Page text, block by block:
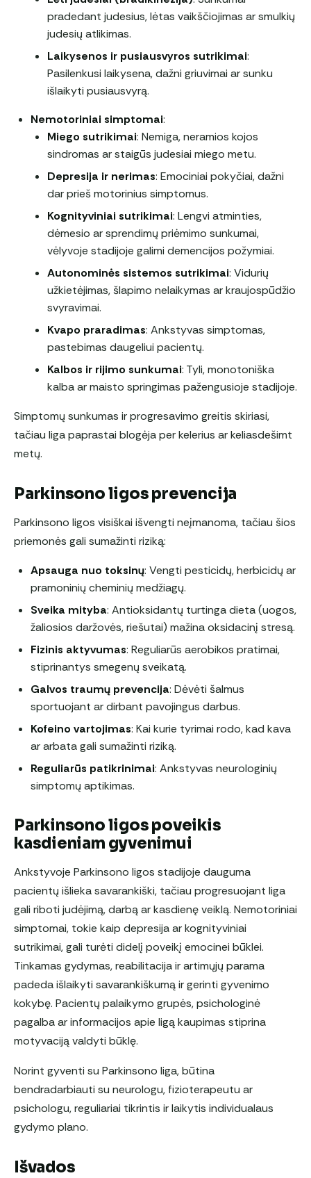
pradedant judesius, lėtas vaikščiojimas ar smulkių
judesių atlikimas.
Laikysenos ir pusiausvyros sutrikimai:
Pasilenkusi laikysena, dažni griuvimai ar sunku
išlaikyti pusiausvyrą.
Nemotoriniai simptomai:
Miego sutrikimai: Nemiga, neramios kojos
sindromas ar staigūs judesiai miego metu.
Depresija ir nerimas: Emociniai pokyčiai, dažni
dar prieš motorinius simptomus.
Kognityviniai sutrikimai: Lengvi atminties,
dėmesio ar sprendimų priėmimo sunkumai,
vėlyvoje stadijoje galimi demencijos požymiai.
Autonominės sistemos sutrikimai: Vidurių
užkietėjimas, šlapimo nelaikymas ar kraujospūdžio
svyravimai.
Kvapo praradimas: Ankstyvas simptomas,
pastebimas daugeliui pacientų.
Kalbos ir rijimo sunkumai: Tyli, monotoniška
kalba ar maisto springimas pažengusioje stadijoje.
Simptomų sunkumas ir progresavimo greitis skiriasi,
tačiau liga paprastai blogėja per kelerius ar keliasdešimt
metų.
Parkinsono ligos prevencija
Parkinsono ligos visiškai išvengti neįmanoma, tačiau šios
priemonės gali sumažinti riziką:
Apsauga nuo toksinų: Vengti pesticidų, herbicidų ar
pramoninių cheminių medžiagų.
Sveika mityba: Antioksidantų turtinga dieta (uogos,
žaliosios daržovės, riešutai) mažina oksidacinį stresą.
Fizinis aktyvumas: Reguliarūs aerobikos pratimai,
stiprinantys smegenų sveikatą.
Galvos traumų prevencija: Dėvėti šalmus
sportuojant ar dirbant pavojingus darbus.
Kofeino vartojimas: Kai kurie tyrimai rodo, kad kava
ar arbata gali sumažinti riziką.
Reguliarūs patikrinimai: Ankstyvas neurologinių
simptomų aptikimas.
Parkinsono ligos poveikis
kasdieniam gyvenimui
Ankstyvoje Parkinsono ligos stadijoje dauguma
pacientų išlieka savarankiški, tačiau progresuojant liga
gali riboti judėjimą, darbą ar kasdienę veiklą. Nemotoriniai
simptomai, tokie kaip depresija ar kognityviniai
sutrikimai, gali turėti didelį poveikį emocinei būklei.
Tinkamas gydymas, reabilitacija ir artimųjų parama
padeda išlaikyti savarankiškumą ir gerinti gyvenimo
kokybę. Pacientų palaikymo grupės, psichologinė
pagalba ar informacijos apie ligą kaupimas stiprina
motyvaciją valdyti būklę.
Norint gyventi su Parkinsono liga, būtina
bendradarbiauti su neurologu, fizioterapeutu ar
psichologu, reguliariai tikrintis ir laikytis individualaus
gydymo plano.
Išvados